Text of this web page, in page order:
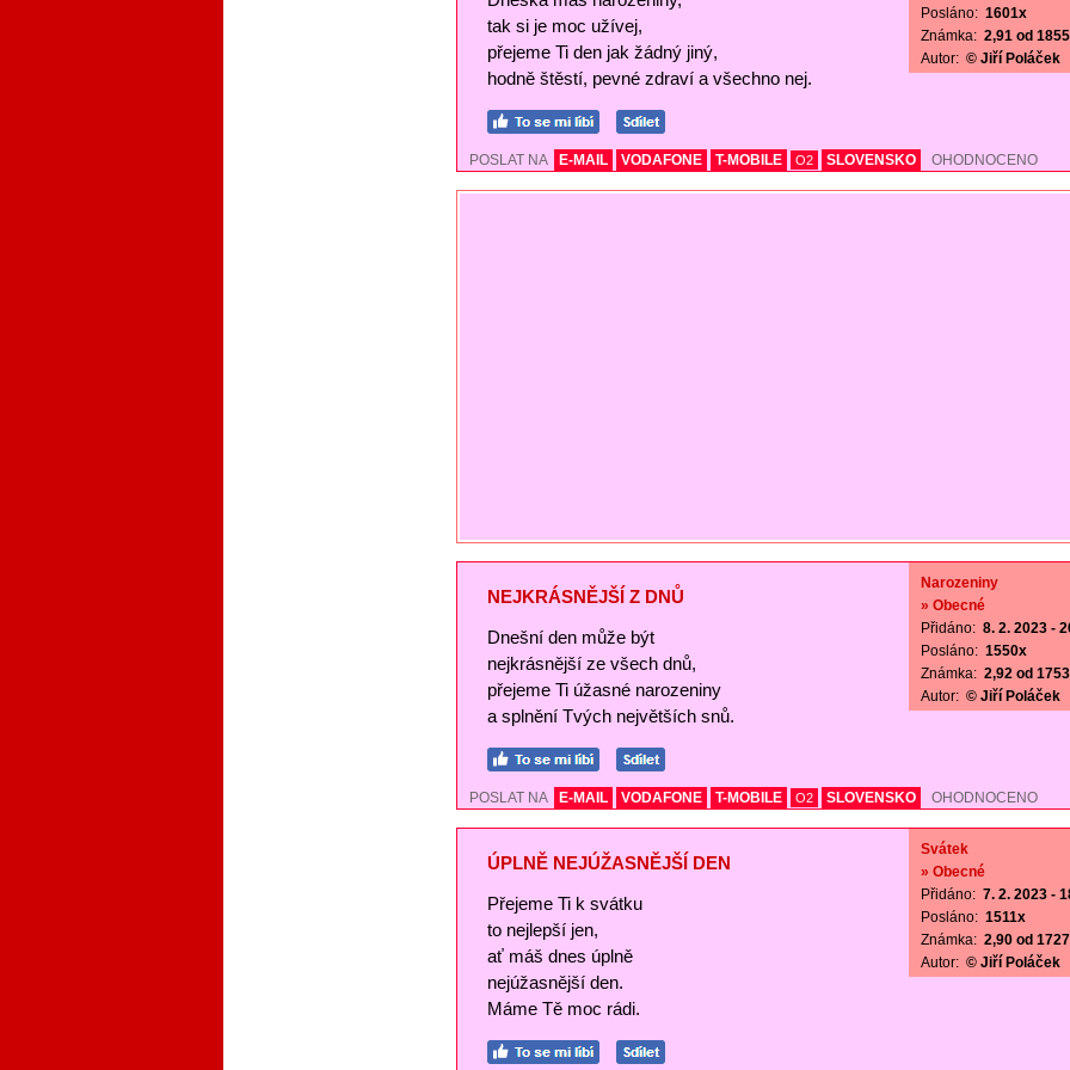
tak si je moc užívej,
přejeme Ti den jak žádný jiný,
hodně štěstí, pevné zdraví a všechno nej.
Posláno: 1601x
Známka: 2,91 od
Autor: © Jiří Poláček
POSLAT NA E-MAIL VODAFONE T-MOBILE O2 SLOVENSKO OHODNOCENO
NEJKRÁSNĚJŠÍ Z DNŮ
Dnešní den může být
nejkrásnější ze všech dnů,
přejeme Ti úžasné narozeniny
a splnění Tvých největších snů.
Narozeniny
» Obecné
Přidáno: 8. 2. 2023 -
Posláno: 1550x
Známka: 2,92 od
Autor: © Jiří Poláček
POSLAT NA E-MAIL VODAFONE T-MOBILE O2 SLOVENSKO OHODNOCENO
ÚPLNĚ NEJÚŽASNĚJŠÍ DEN
Přejeme Ti k svátku
to nejlepší jen,
ať máš dnes úplně
nejúžasnější den.
Máme Tě moc rádi.
Svátek
» Obecné
Přidáno: 7. 2. 2023 -
Posláno: 1511x
Známka: 2,90 od
Autor: © Jiří Poláček